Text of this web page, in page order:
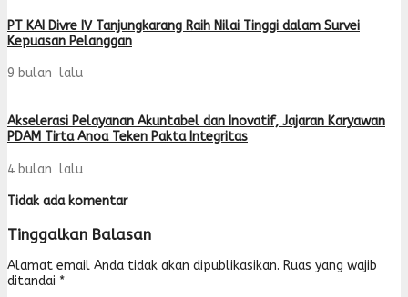
PT KAI Divre IV Tanjungkarang Raih Nilai Tinggi dalam Survei
Kepuasan Pelanggan
9 bulan lalu
Akselerasi Pelayanan Akuntabel dan Inovatif, Jajaran Karyawan
PDAM Tirta Anoa Teken Pakta Integritas
4 bulan lalu
Tidak ada komentar
Tinggalkan Balasan
Alamat email Anda tidak akan dipublikasikan. Ruas yang wajib
ditandai *